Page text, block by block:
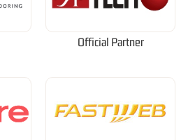
Official Partner